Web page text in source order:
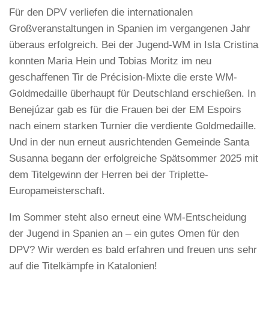
Für den DPV verliefen die internationalen
Großveranstaltungen in Spanien im vergangenen Jahr
überaus erfolgreich. Bei der Jugend-WM in Isla Cristina
konnten Maria Hein und Tobias Moritz im neu
geschaffenen Tir de Précision-Mixte die erste WM-
Goldmedaille überhaupt für Deutschland erschießen. In
Benejúzar gab es für die Frauen bei der EM Espoirs
nach einem starken Turnier die verdiente Goldmedaille.
Und in der nun erneut ausrichtenden Gemeinde Santa
Susanna begann der erfolgreiche Spätsommer 2025 mit
dem Titelgewinn der Herren bei der Triplette-
Europameisterschaft.
Im Sommer steht also erneut eine WM-Entscheidung
der Jugend in Spanien an – ein gutes Omen für den
DPV? Wir werden es bald erfahren und freuen uns sehr
auf die Titelkämpfe in Katalonien!